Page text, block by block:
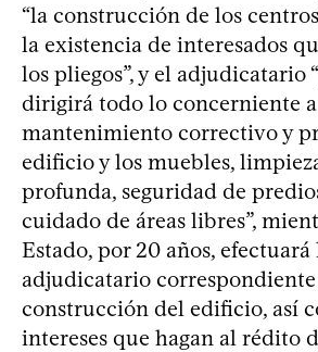
“la construcción de los
la existencia de interesados
los pliegos”, y el adjudicatario
dirigirá todo lo concerniente
mantenimiento correctivo y
edificio y los muebles,
profunda, seguridad de
cuidado de áreas libres”,
Estado, por 20 años, efectuará
adjudicatario correspondiente
construcción del edificio, así
intereses que hagan al rédito